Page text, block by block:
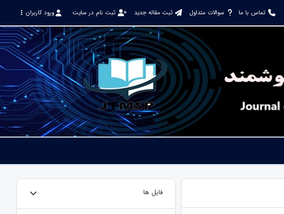
تماس با ما سوالات متداول ثبت مقاله جدید ثبت نام در سایت ورود کاربران
فایل ها